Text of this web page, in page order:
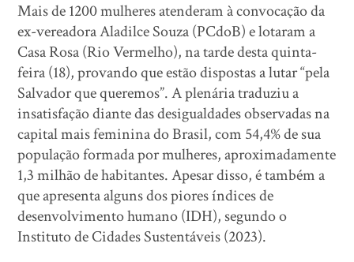
Mais de 1200 mulheres atenderam à convocação da
ex-vereadora Aladilce Souza (PCdoB) e lotaram a
Casa Rosa (Rio Vermelho), na tarde desta quinta-
feira (18), provando que estão dispostas a lutar “pela
Salvador que queremos”. A plenária traduziu a
insatisfação diante das desigualdades observadas na
capital mais feminina do Brasil, com 54,4% de sua
população formada por mulheres, aproximadamente
1,3 milhão de habitantes. Apesar disso, é também a
que apresenta alguns dos piores índices de
desenvolvimento humano (IDH), segundo o
Instituto de Cidades Sustentáveis (2023).